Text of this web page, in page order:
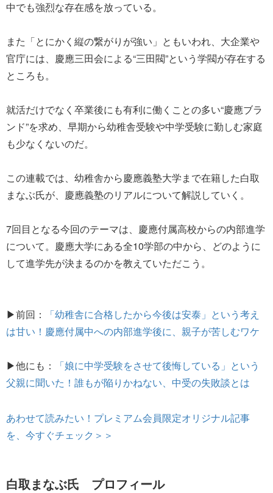
中でも強烈な存在感を放っている。
また「とにかく縦の繋がりが強い」ともいわれ、大企業や
官庁には、慶應三田会による“三田閥”という学閥が存在する
ところも。
就活だけでなく卒業後にも有利に働くことの多い“慶應ブラ
ンド”を求め、早期から幼稚舎受験や中学受験に勤しむ家庭
も少なくないのだ。
この連載では、幼稚舎から慶應義塾大学まで在籍した白取
まなぶ氏が、慶應義塾のリアルについて解説していく。
7回目となる今回のテーマは、慶應付属高校からの内部進学
について。慶應大学にある全10学部の中から、どのように
して進学先が決まるのかを教えていただこう。
▶前回：
「幼稚舎に合格したから今後は安泰」という考え
は甘い！慶應付属中への内部進学後に、親子が苦しむワケ
▶他にも：
「娘に中学受験をさせて後悔している」という
父親に聞いた！誰もが陥りかねない、中受の失敗談とは
あわせて読みたい！プレミアム会員限定オリジナル記事
を、今すぐチェック＞＞
白取まなぶ氏 プロフィール